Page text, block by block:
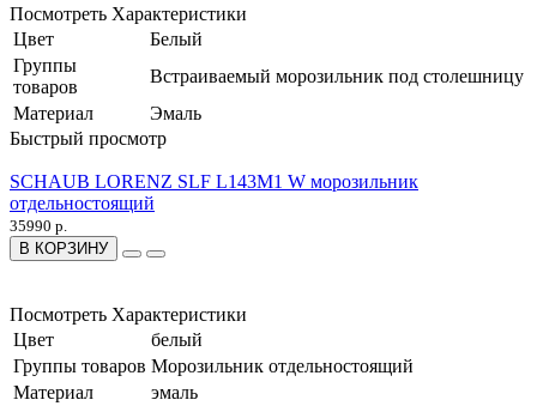
Посмотреть Характеристики
Цвет
Белый
Группы
товаров
Встраиваемый морозильник под столешницу
Материал
Эмаль
Быстрый просмотр
SCHAUB LORENZ SLF L143M1 W морозильник
отдельностоящий
35990 р.
В КОРЗИНУ
Посмотреть Характеристики
Цвет
белый
Группы товаров Морозильник отдельностоящий
Материал
эмаль